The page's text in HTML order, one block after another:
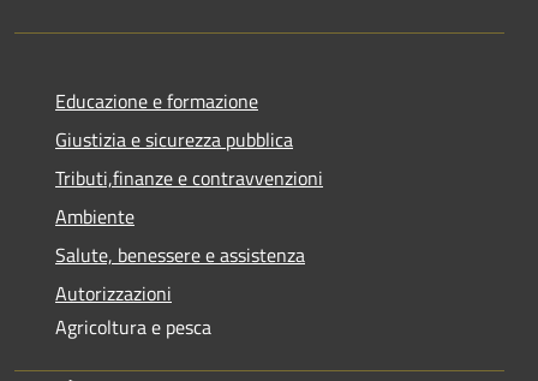
Educazione e formazione
Giustizia e sicurezza pubblica
Tributi,finanze e contravvenzioni
Ambiente
Salute, benessere e assistenza
Autorizzazioni
Agricoltura e pesca